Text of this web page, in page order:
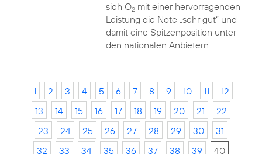
sich O2mit einer hervorragenden
Leistung die Note „sehr gut“ und
damit eine Spitzenposition unter
den nationalen Anbietern.
1 2 3 4 5 6 7 8 9 10 11
12
13
14 15 16 17 18 19 20 21
22
23
24 25 26 27 28 29 30
31
32
33 34 35 36 37 38 39 40